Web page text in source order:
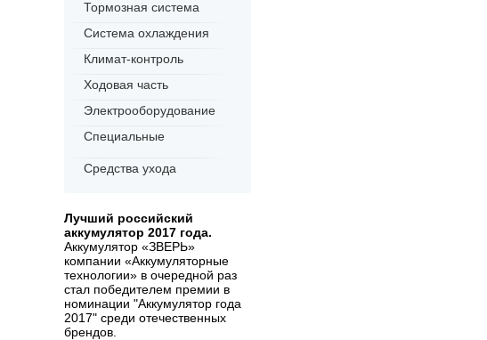
Тормозная система
Система охлаждения
Климат-контроль
Ходовая часть
Электрооборудование
Специальные
Средства ухода
Лучший российский
аккумулятор 2017 года.
Аккумулятор «ЗВЕРЬ»
компании «Аккумуляторные
технологии» в очередной раз
стал победителем премии в
номинации "Аккумулятор года
2017" среди отечественных
брендов.